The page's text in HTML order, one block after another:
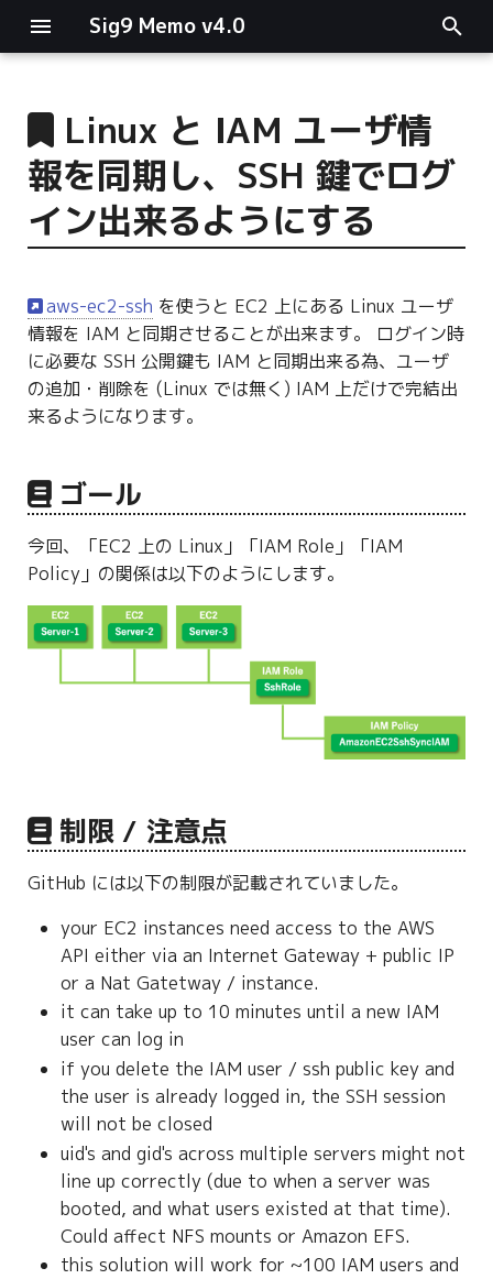
Sig9 Memo v4.0
main関数
リスト関連
ログ関連
条件分岐
型指定
Linux と IAM ユーザ情
報を同期し、SSH 鍵でログ
イン出来るようにする
aws-ec2-ssh を使うと EC2 上にある Linux ユーザ
情報を IAM と同期させることが出来ます。 ログイン時
に必要な SSH 公開鍵も IAM と同期出来る為、ユーザ
の追加・削除を (Linux では無く) IAM 上だけで完結出
来るようになります。
ゴール
今回、「EC2 上の Linux」「IAM Role」「IAM
Policy」の関係は以下のようにします。
制限 / 注意点
GitHub には以下の制限が記載されていました。
your EC2 instances need access to the AWS
API either via an Internet Gateway + public IP
or a Nat Gatetway / instance.
it can take up to 10 minutes until a new IAM
user can log in
if you delete the IAM user / ssh public key and
the user is already logged in, the SSH session
will not be closed
uid's and gid's across multiple servers might not
line up correctly (due to when a server was
booted, and what users existed at that time).
Could affect NFS mounts or Amazon EFS.
this solution will work for ~100 IAM users and